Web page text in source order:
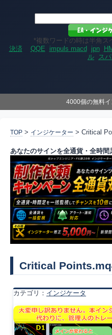
*複数ワードの時は半角ス
決済
QQE impuls macd jpn
ル ス
4000個の無料
TOP > インジケーター > Critical
あなたのサインを全通貨・全時
Critical
カテゴリ： インジケータ